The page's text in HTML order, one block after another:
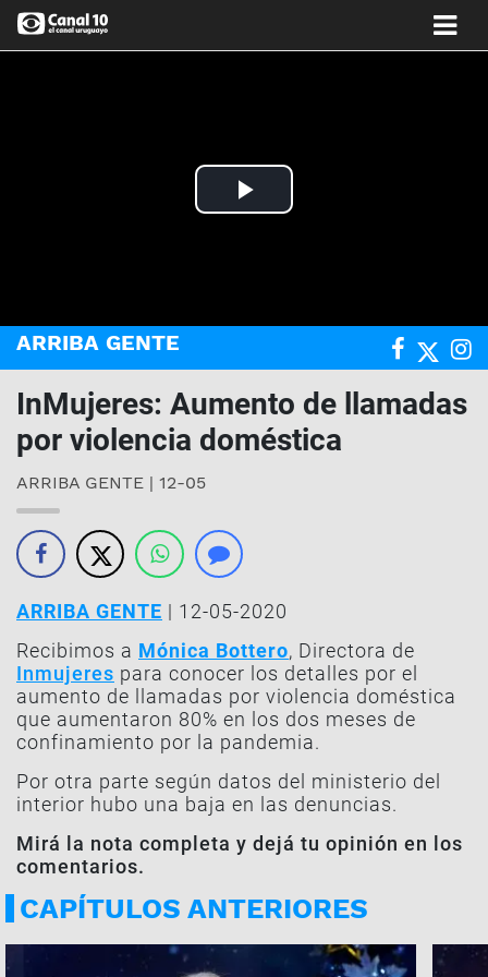
Play
ARRIBA GENTE
InMujeres: Aumento de llamadas
por violencia doméstica
ARRIBA GENTE | 12-05
ARRIBA GENTE | 12-05-2020
Recibimos a Mónica Bottero, Directora de
Inmujeres para conocer los detalles por el
aumento de llamadas por violencia doméstica
que aumentaron 80% en los dos meses de
confinamiento por la pandemia.
Por otra parte según datos del ministerio del
interior hubo una baja en las denuncias.
Mirá la nota completa y dejá tu opinión en los
comentarios.
CAPÍTULOS ANTERIORES